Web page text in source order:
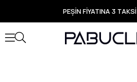
PEŞİN FİYATINA 3
TÜM ÜRÜNLERDE
Yeni Sezon Ürünlerde
Seçili Ürünlerde Hızlı